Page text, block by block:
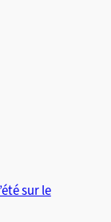
sur le